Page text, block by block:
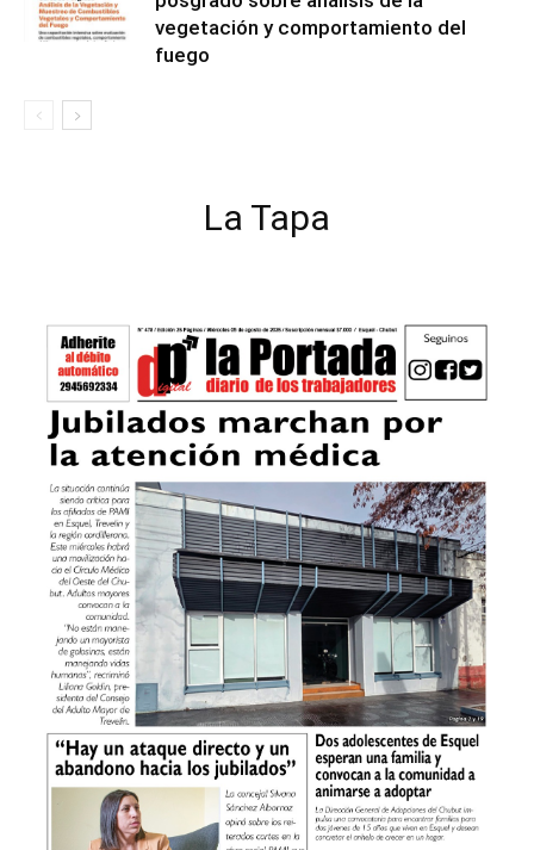
vegetación y comportamiento del
fuego
La Tapa